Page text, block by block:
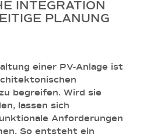
INTEGRATION
PLANUNG
einer PV-Anlage ist
begreifen. Wird sie
lassen sich
Anforderungen
So entsteht ein